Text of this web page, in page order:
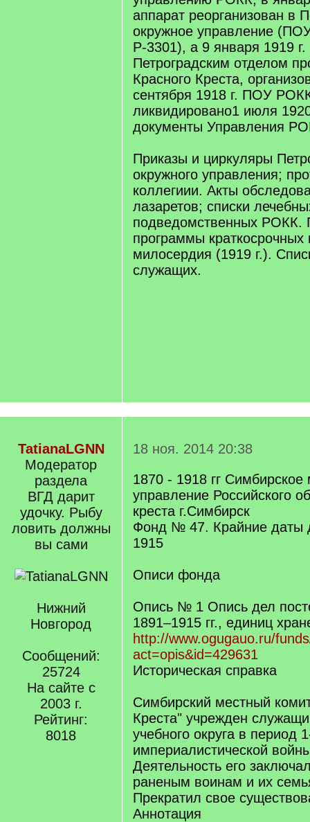
аппарат реорганизован в
окружное управление
Р-3301), а 9 января 1919
Петроградским отделом
Красного Креста,
сентября 1918 г. ПОУ
ликвидировано1 июля
документы Управления
Приказы и циркуляры
окружного управления;
коллегиии. Акты
лазаретов; списки
подведомственных РОКК.
программы краткосрочных
милосердия (1919 г.).
служащих.
TatianaLGNN
Модератор
раздела
ВГД дарит
удочку. Рыбу
ловить должны
вы сами
Нижний
Новгород
Сообщений:
25724
На сайте с
2003 г.
Рейтинг:
8018
18 ноя. 2014 20:38
1870 - 1918 гг Симбирское
управление Российского
креста г.Симбирск
Фонд № 47. Крайние даты
1915
Описи фонда
Опись № 1 Опись дел
1891–1915 гг., единиц
http://www.ogugauo.ru/
act=opis&id=429631
Историческая справка
Симбирский местный
Креста" учрежден
учебного округа в период
империалистической
Деятельность его
раненым воинам и их
Прекратил свое
Аннотация